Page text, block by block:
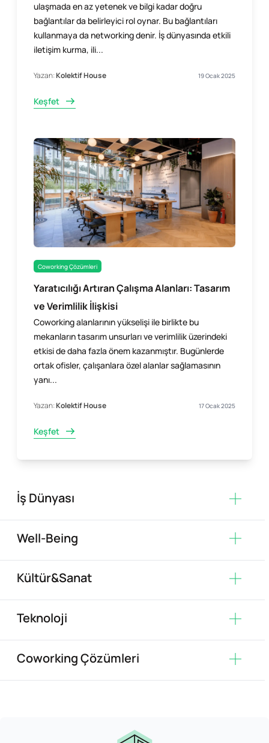
ulaşmada en az yetenek ve bilgi kadar doğru
bağlantılar da belirleyici rol oynar. Bu bağlantıları
kullanmaya da networking denir. İş dünyasında etkili
iletişim kurma, ili...
Yazan:Kolektif House 19 Ocak 2025
Keşfet
Coworking Çözümleri
Yaratıcılığı Artıran Çalışma Alanları: Tasarım
ve Verimlilik İlişkisi
Coworking alanlarının yükselişi ile birlikte bu
mekanların tasarım unsurları ve verimlilik üzerindeki
etkisi de daha fazla önem kazanmıştır. Bugünlerde
ortak ofisler, çalışanlara özel alanlar sağlamasının
yanı...
Yazan:Kolektif House 17 Ocak 2025
Keşfet
İş Dünyası
Well-Being
Kültür&Sanat
Teknoloji
Coworking Çözümleri